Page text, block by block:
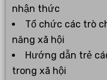
nhận thức
Tổ chức các trò
năng xã hội
Hướng dẫn trẻ
trong xã hội